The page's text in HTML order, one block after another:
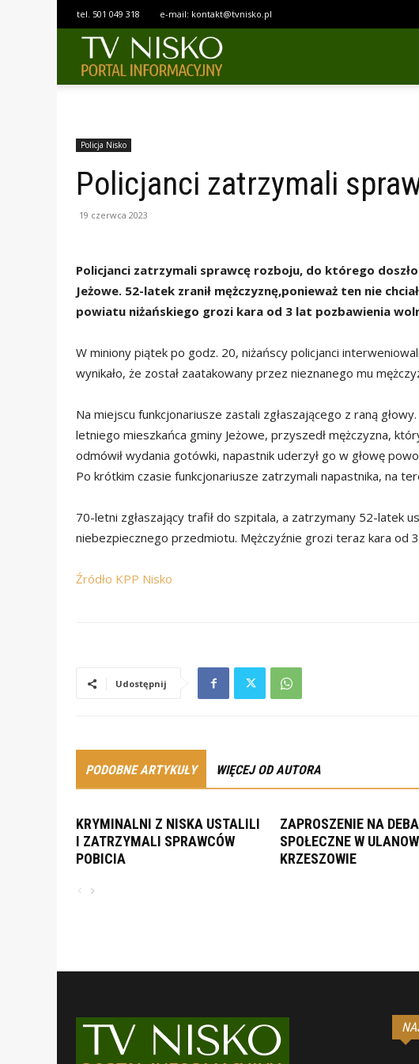
tel. 501 049 318 e-mail: kontakt@tvnisko.pl
Policja Nisko
Policjanci zatrzymali
19 czerwca 2023
Policjanci zatrzymali sprawcę rozboju, do którego
Jeżowe. 52-latek zranił mężczyznę,ponieważ ten nie
powiatu niżańskiego grozi kara od 3 lat pozbawienia
W miniony piątek po godz. 20, niżańscy policjanci
wynikało, że został zaatakowany przez nieznanego mu
Na miejscu funkcjonariusze zastali zgłaszającego z raną
letniego mieszkańca gminy Jeżowe, przyszedł mężczyzna,
odmówił wydania gotówki, napastnik uderzył go w głowę
Po krótkim czasie funkcjonariusze zatrzymali napastnika, na
70-letni zgłaszający trafił do szpitala, a zatrzymany 52-latek
niebezpiecznego przedmiotu. Mężczyźnie grozi teraz kara od
Źródło KPP Nisko
Udostępnij
PODOBNE ARTYKUŁY WIĘCEJ OD AUTORA
KRYMINALNI Z NISKA USTALILI
I ZATRZYMALI SPRAWCÓW
POBICIA
ZAPROSZENIE NA
SPOŁECZNE W
KRZESZOWIE